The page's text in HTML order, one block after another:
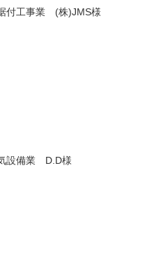
付工事業 (株)JMS様
設備業 D.D様